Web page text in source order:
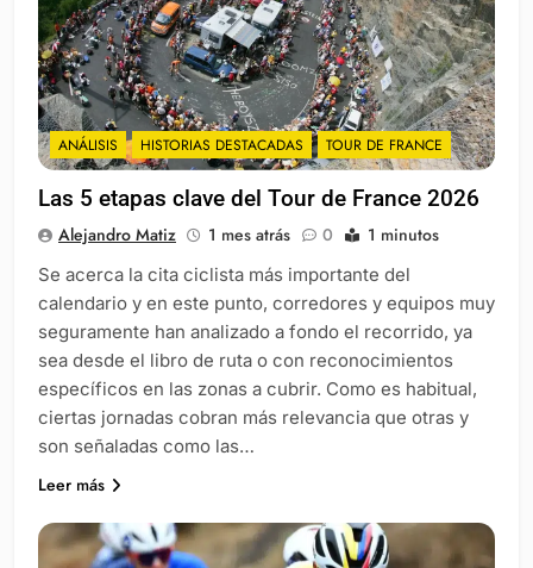
ANÁLISIS HISTORIAS DESTACADAS TOUR DE FRANCE
Las 5 etapas clave del Tour de France 2026
Alejandro Matiz 1 mes atrás 0 1 minutos
Se acerca la cita ciclista más importante del
calendario y en este punto, corredores y equipos muy
seguramente han analizado a fondo el recorrido, ya
sea desde el libro de ruta o con reconocimientos
específicos en las zonas a cubrir. Como es habitual,
ciertas jornadas cobran más relevancia que otras y
son señaladas como las…
Leer más